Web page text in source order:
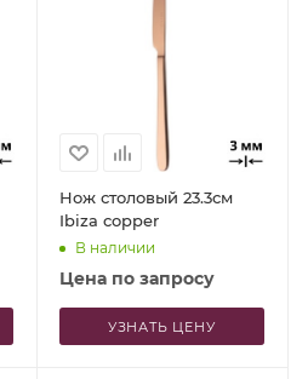
Нож столовый 23.3см
Ibiza copper
В наличии
Цена по запросу
УЗНАТЬ ЦЕНУ